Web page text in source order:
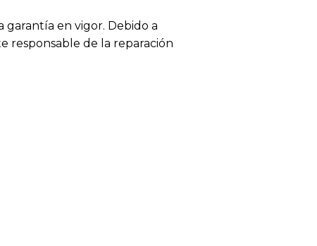
en vigor. Debido a
responsable de la reparación